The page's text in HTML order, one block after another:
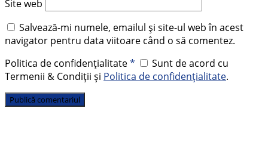
Site web
Salvează-mi numele, emailul și site-ul web în acest
navigator pentru data viitoare când o să comentez.
Politica de confidențialitate*
Sunt de acord cu
Termenii & Condiții și Politica de confidențialitate.